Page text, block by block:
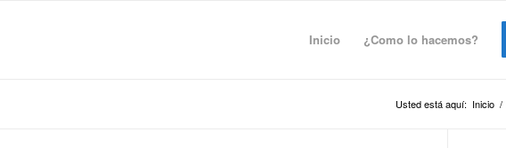
Inicio ¿Como lo hacemos?
Usted está aquí: Inicio /